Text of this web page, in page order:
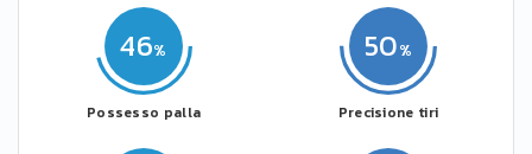
46
Possesso palla
50
Precisione tiri